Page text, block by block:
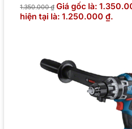
1.350.000₫ Giá gốc là:
hiện tại là: 1.250.000 ₫.